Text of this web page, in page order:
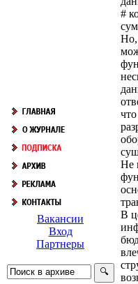
Вакансии
Вход
Партнеры
#
Но,
Не
В